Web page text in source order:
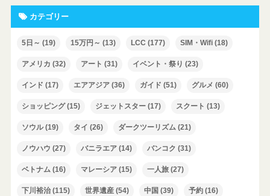
カテゴリー
5日～ (19) 15万円～ (13) LCC (177) SIM・Wifi(18)
アメリカ (32) アート (31) イベント・祭り (23)
インド (17) エアアジア(36) ガイド (51) グルメ (60)
ショッピング(15) ジェットスター(17) スクート (13)
ソウル(19) タイ (26) ダークツーリズム(21)
ノウハウ (27) バニラエア(14) バンコク (31)
ベトナム(16) マレーシア(15) 一人旅(27)
下川裕治(115) 世界遺産(54) 中国 (39) 予約(16)